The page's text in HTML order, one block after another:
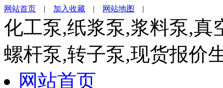
网站首页 | 加入收藏 | 网站地图 |
化工泵,纸浆泵,浆料泵,真
螺杆泵,转子泵,现货报价
网站首页